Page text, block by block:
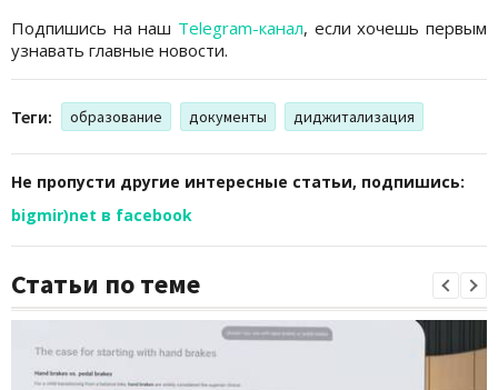
Подпишись на наш Telegram-канал, если хочешь первым
узнавать главные новости.
Теги: образование документы диджитализация
Не пропусти другие интересные статьи, подпишись:
bigmir)net в facebook
Статьи по теме